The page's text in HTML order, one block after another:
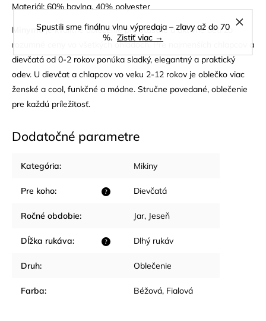
Spustili sme finálnu vlnu výpredaja – zľavy až do 70
%. Zistiť viac →
Materiál: 60% bavlna, 40% polyester
Minymoje kvalitné oblečenie pre šťastné a aktívne deti za
rozumné ceny vo všetkých ohľadoch. Pre najmenších chlapcov a
dievčatá od 0-2 rokov ponúka sladký, elegantný a praktický
odev. U dievčat a chlapcov vo veku 2-12 rokov je oblečko viac
ženské a cool, funkčné a módne. Stručne povedané, oblečenie
pre každú príležitosť.
Dodatočné parametre
Kategória: Mikiny
?
Pre koho: Dievčatá
Ročné obdobie: Jar, Jeseň
?
Dĺžka rukáva: Dlhý rukáv
Druh: Oblečenie
Farba: Béžová, Fialová